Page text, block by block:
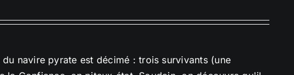
du navire pyrate est décimé : trois survivants (une